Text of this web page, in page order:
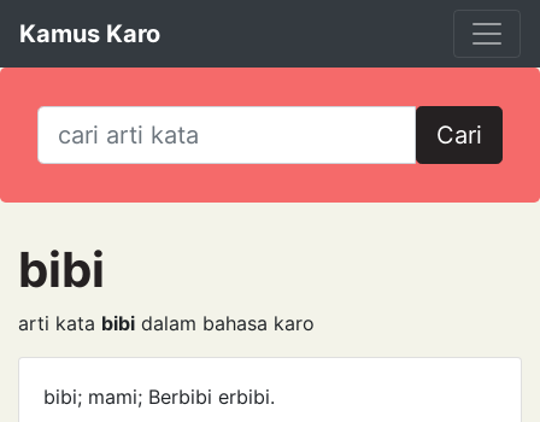
Kamus Karo
Cari
bibi
arti kata bibi dalam bahasa karo
bibi; mami; Berbibi erbibi.